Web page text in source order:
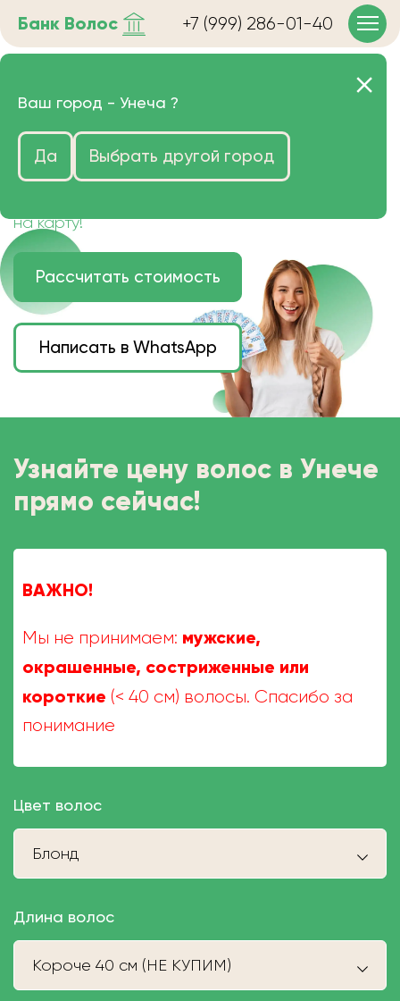
Банк Волос +7 (999) 286-01-40
Продать волосы в Унече
очень дорого
Цена зависит от длины, цвета и структуры
на карту!
Рассчитать стоимость
Написать в WhatsApp
Узнайте цену волос в Унече
прямо сейчас!
ВАЖНО!
Мы не принимаем: мужские,
окрашенные, состриженные или
короткие (< 40 см) волосы. Спасибо за
понимание
Цвет волос
Блонд
Длина волос
Короче 40 см (НЕ КУПИМ)
Ваш город - Унеча ?
Да Выбрать другой город